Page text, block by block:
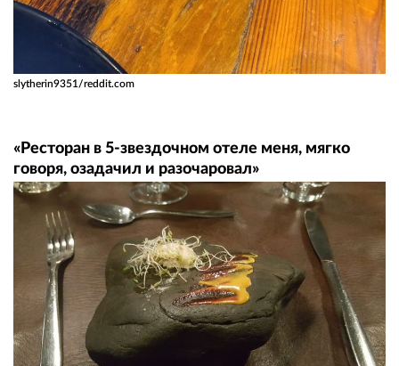
slytherin9351/reddit.com
«Ресторан в 5-звездочном отеле меня, мягко
говоря, озадачил и разочаровал»